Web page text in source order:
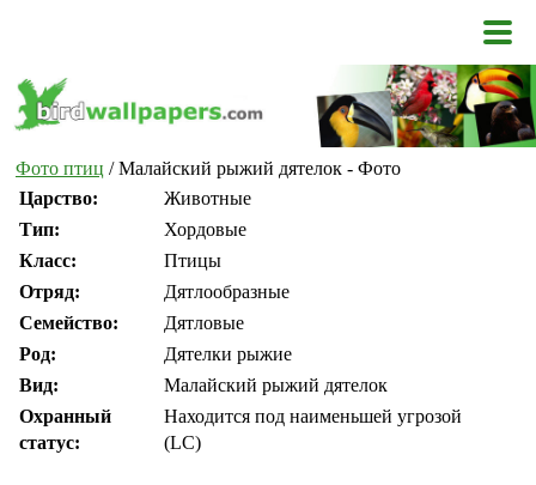
Фото птиц / Малайский рыжий дятелок - Фото
Царство:
Животные
Тип:
Хордовые
Класс:
Птицы
Отряд:
Дятлообразные
Семейство:
Дятловые
Род:
Дятелки рыжие
Вид:
Малайский рыжий дятелок
Охранный
статус:
Находится под наименьшей угрозой
(LC)